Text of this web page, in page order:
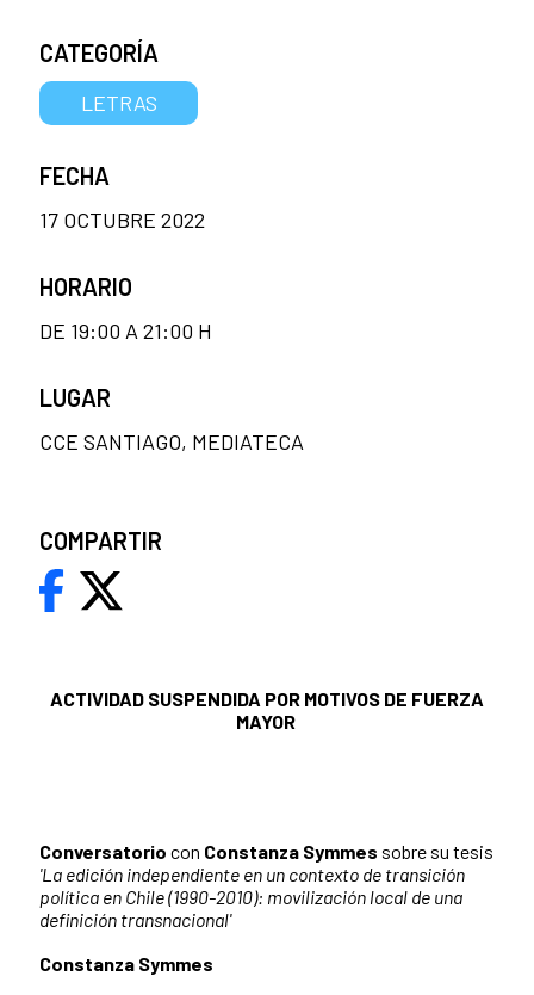
ACTIVIDAD SUSPENDIDA POR MOTIVOS DE FUERZA
MAYOR
Conversatorio con Constanza Symmes sobre su tesis
'La edición independiente en un contexto de transición
política en Chile (1990-2010): movilización local de una
definición transnacional'
Constanza Symmes
CATEGORÍA
LETRAS
FECHA
17 OCTUBRE 2022
HORARIO
DE 19:00 A 21:00 H
LUGAR
CCE SANTIAGO, MEDIATECA
COMPARTIR